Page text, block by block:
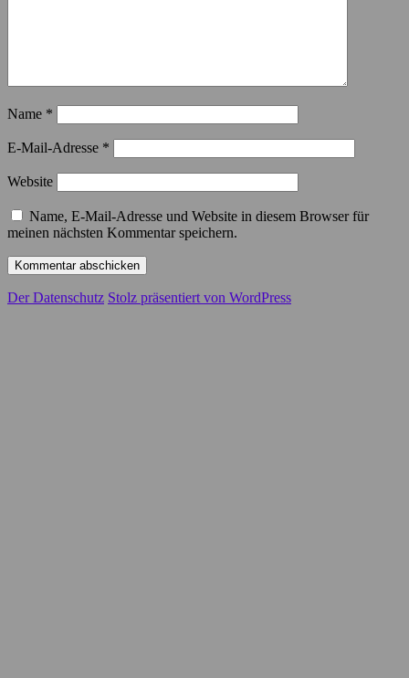
Name *
E-Mail-Adresse *
Website
Name, E-Mail-Adresse und Website in diesem Browser für
meinen nächsten Kommentar speichern.
Der Datenschutz Stolz präsentiert von WordPress